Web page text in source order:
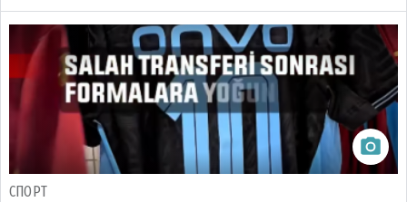
СПОРТ